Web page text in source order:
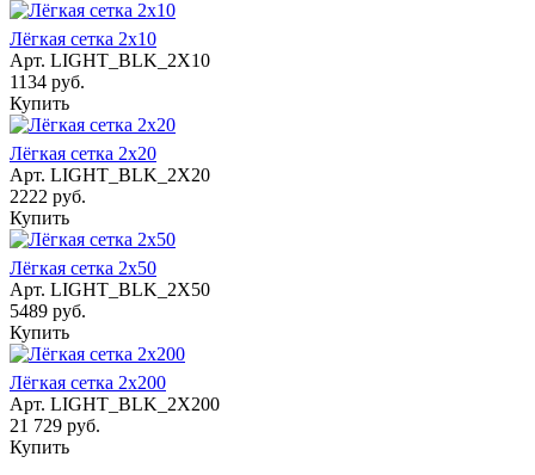
Лёгкая сетка 2х10
Арт. LIGHT_BLK_2X10
1134 руб.
Купить
Лёгкая сетка 2х20
Арт. LIGHT_BLK_2X20
2222 руб.
Купить
Лёгкая сетка 2х50
Арт. LIGHT_BLK_2X50
5489 руб.
Купить
Лёгкая сетка 2х200
Арт. LIGHT_BLK_2X200
21 729 руб.
Купить